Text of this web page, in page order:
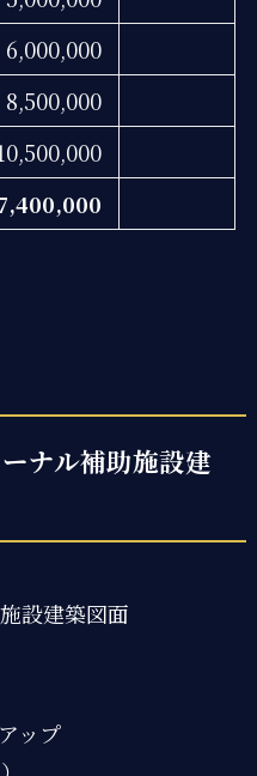
6,000,000
8,500,000
ナル補助施設建
設建築図面
ップ